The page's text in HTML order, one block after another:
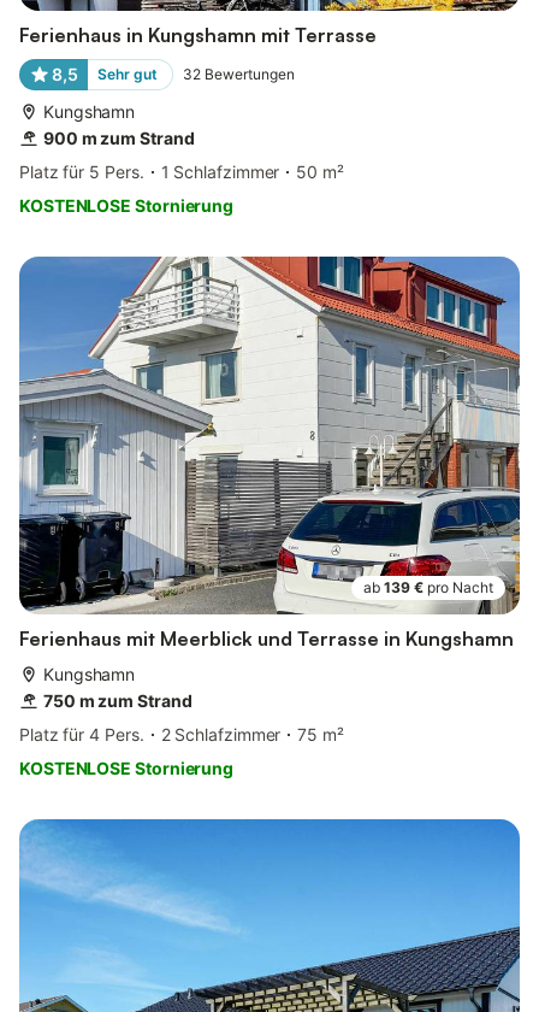
Ferienhaus in Kungshamn mit Terrasse
8,5 Sehr gut 32 Bewertungen
Kungshamn
900 m zum Strand
Platz für 5 Pers.
1 Schlafzimmer
50 m²
KOSTENLOSE Stornierung
ab 139 € pro Nacht
Ferienhaus mit Meerblick und Terrasse in Kungshamn
Kungshamn
750 m zum Strand
Platz für 4 Pers.
2 Schlafzimmer
75 m²
KOSTENLOSE Stornierung